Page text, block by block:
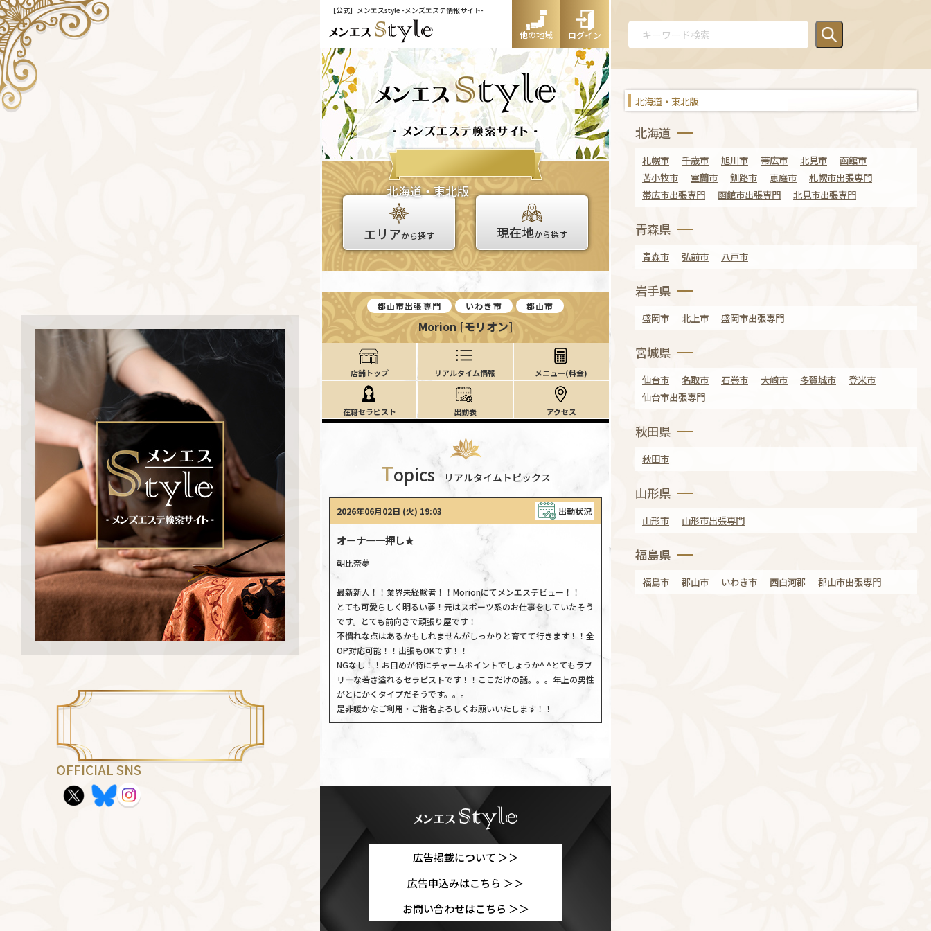
【公式】メンエスstyle -メンズエステ情報サイト-
他の地域 ログイン
OFFICIAL SNS
北海道・東北版
北海道
札幌市 千歳市 旭川市 帯広市 北見市
函館市
苫小牧市
室蘭市 釧路市 恵庭市
札幌市出張専門
帯広市出張専門
函館市出張専門 北見市出張専門
青森県
青森市 弘前市 八戸市
岩手県
盛岡市 北上市 盛岡市出張専門
宮城県
仙台市 名取市 石巻市 大崎市 多賀城市
登米市
仙台市出張専門
秋田県
秋田市
山形県
山形市 山形市出張専門
福島県
福島市 郡山市 いわき市 西白河郡 郡山市出張専門
北海道・東北版
エリアから探す 現在地から探す
郡山市出張専門 いわき市 郡山市
Morion [モリオン]
店舗トップ リアルタイム情報 メニュー(料金)
在籍セラピスト 出勤表 アクセス
Topics リアルタイムトピックス
2026年06月02日 (火) 19:03 出勤状況
オーナー一押し★
朝比奈夢
最新新人！！業界未経験者！！Morionにてメンエスデビュー！！
とても可愛らしく明るい夢！元はスポーツ系のお仕事をしていたそう
です。とても前向きで頑張り屋です！
不慣れな点はあるかもしれませんがしっかりと育てて行きます！！全
OP対応可能！！出張もOKです！！
NGなし！！お目めが特にチャームポイントでしょうか️️^ ^とてもラブ
リーな若さ溢れるセラピストです！！ここだけの話。。。年上の男性
がとにかくタイプだそうです。。。
是非暖かなご利用・ご指名よろしくお願いいたします！！
広告掲載について ＞＞
広告申込みはこちら ＞＞
お問い合わせはこちら ＞＞